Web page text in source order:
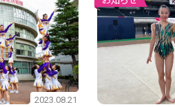
2023.08.21